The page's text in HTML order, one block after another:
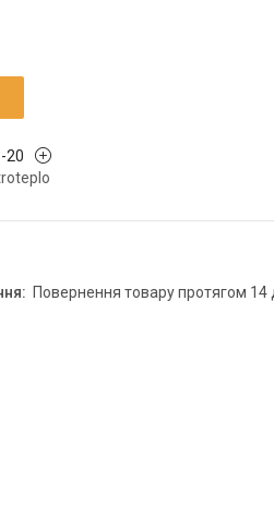
20
повернення товару протягом 14